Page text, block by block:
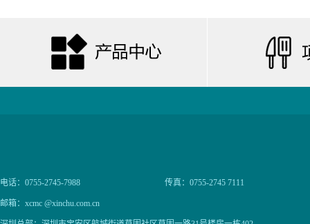
电话：0755-2745-7988 传真：0755-2745 7111
邮箱：xcmc @xinchu.com.cn